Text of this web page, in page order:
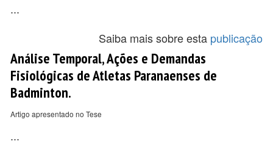
...
Saiba mais sobre esta publicação
Análise Temporal, Ações e Demandas
Fisiológicas de Atletas Paranaenses de
Badminton.
Artigo apresentado no Tese
...